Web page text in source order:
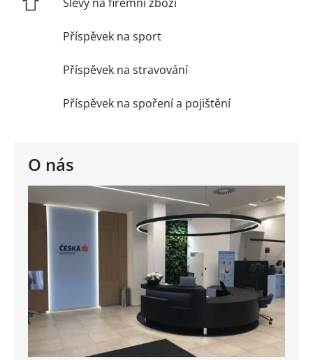
O nás
Příspěvek na sport
Příspěvek na stravování
Příspěvek na spoření a pojištění